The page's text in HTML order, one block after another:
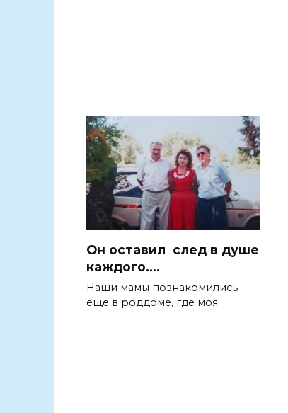
Он оставил след в душе
каждого….
Наши мамы познакомились
еще в роддоме, где моя